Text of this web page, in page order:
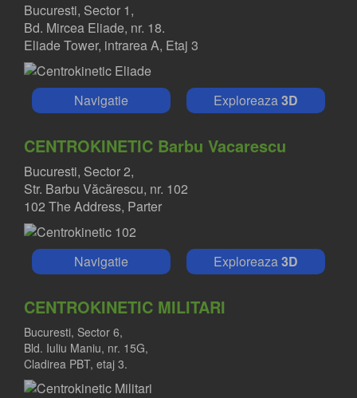
Bucuresti, Sector 1,
Bd. Mircea Eliade, nr. 18.
Eliade Tower, intrarea A, Etaj 3
Navigatie Exploreaza3D
CENTROKINETIC Barbu Vacarescu
Bucuresti, Sector 2,
Str. Barbu Văcărescu, nr. 102
102 The Address, Parter
Navigatie Exploreaza3D
CENTROKINETIC MILITARI
Bucuresti, Sector 6,
Bld. Iuliu Maniu, nr. 15G,
Cladirea PBT, etaj 3.